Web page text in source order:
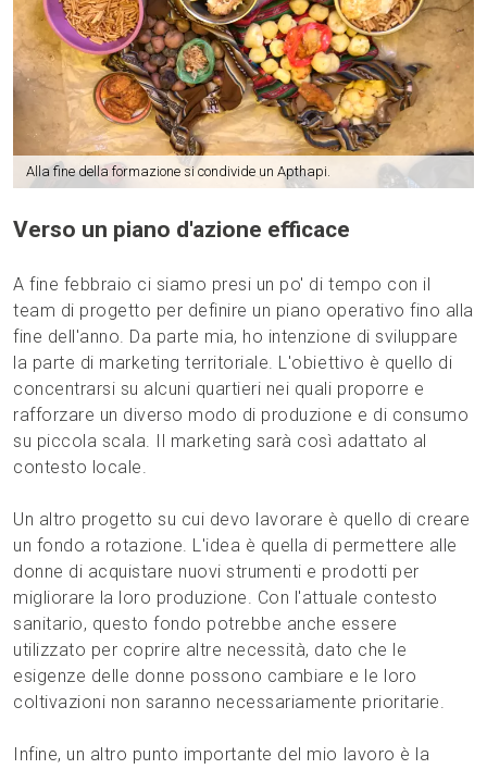
Alla fine della formazione si condivide un Apthapi.
Verso un piano d'azione efficace
A fine febbraio ci siamo presi un po' di tempo con il
team di progetto per definire un piano operativo fino alla
fine dell'anno. Da parte mia, ho intenzione di sviluppare
la parte di marketing territoriale. L'obiettivo è quello di
concentrarsi su alcuni quartieri nei quali proporre e
rafforzare un diverso modo di produzione e di consumo
su piccola scala. Il marketing sarà così adattato al
contesto locale.
Un altro progetto su cui devo lavorare è quello di creare
un fondo a rotazione. L'idea è quella di permettere alle
donne di acquistare nuovi strumenti e prodotti per
migliorare la loro produzione. Con l'attuale contesto
sanitario, questo fondo potrebbe anche essere
utilizzato per coprire altre necessità, dato che le
esigenze delle donne possono cambiare e le loro
coltivazioni non saranno necessariamente prioritarie.
Infine, un altro punto importante del mio lavoro è la